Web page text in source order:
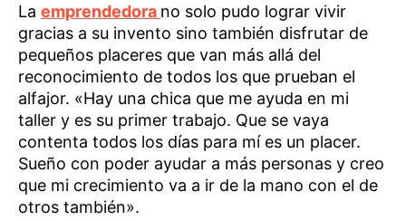
La emprendedora no solo pudo lograr vivir
gracias a su invento sino también disfrutar de
pequeños placeres que van más allá del
reconocimiento de todos los que prueban el
alfajor. «Hay una chica que me ayuda en mi
taller y es su primer trabajo. Que se vaya
contenta todos los días para mí es un placer.
Sueño con poder ayudar a más personas y creo
que mi crecimiento va a ir de la mano con el de
otros también».